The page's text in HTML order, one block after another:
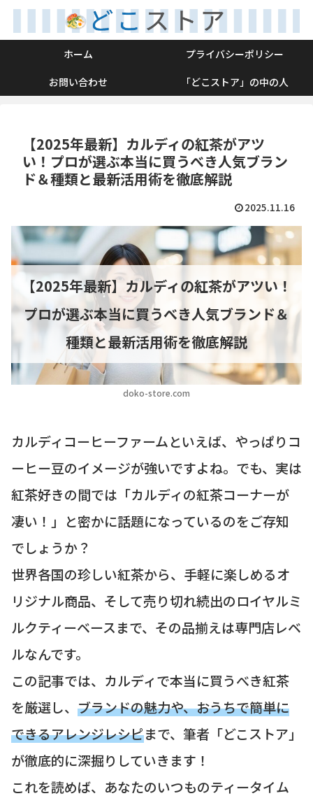
ホーム
プライバシーポリシー
お問い合わせ
「どこストア」の中の人
【2025年最新】カルディの紅茶がアツ
い！プロが選ぶ本当に買うべき人気ブラン
ド＆種類と最新活用術を徹底解説
2025.11.16
doko-store.com
【2025年最新】カルディの紅茶がアツい！
プロが選ぶ本当に買うべき人気ブランド＆
種類と最新活用術を徹底解説
カルディコーヒーファームといえば、やっぱりコ
ーヒー豆のイメージが強いですよね。でも、実は
紅茶好きの間では「カルディの紅茶コーナーが
凄い！」と密かに話題になっているのをご存知
でしょうか？
世界各国の珍しい紅茶から、手軽に楽しめるオ
リジナル商品、そして売り切れ続出のロイヤルミ
ルクティーベースまで、その品揃えは専門店レベ
ルなんです。
この記事では、カルディで本当に買うべき紅茶
を厳選し、 ブランドの魅力や、おうちで簡単に
できるアレンジレシピまで、筆者「どこストア」
が徹底的に深掘りしていきます！
これを読めば、あなたのいつものティータイム